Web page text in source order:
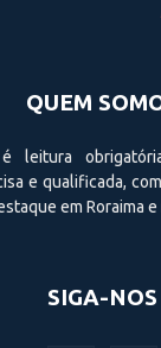
QUEM
leitura
e qualificada,
em Roraima e
SIGA-NOS